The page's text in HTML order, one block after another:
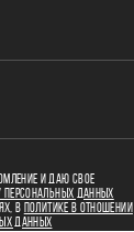
И ДАЮ СВОЕ
ПЕРСОНАЛЬНЫХ ДАННЫХ
В
ПОЛИТИКЕ В ОТНОШЕНИИ
ДАННЫХ